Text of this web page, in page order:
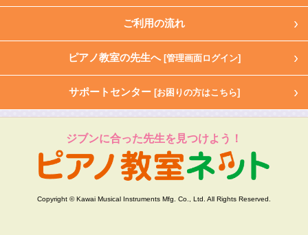
ご利用の流れ
ピアノ教室の先生へ [管理画面ログイン]
サポートセンター [お困りの方はこちら]
ジブンに合った先生を見つけよう！
Copyright © Kawai Musical Instruments Mfg. Co., Ltd. All Rights Reserved.